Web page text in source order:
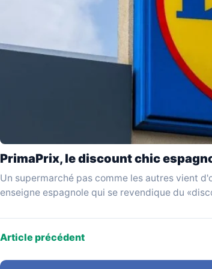
PrimaPrix, le discount chic
Un supermarché pas comme les autres vient
enseigne espagnole qui se revendique du
Article précédent